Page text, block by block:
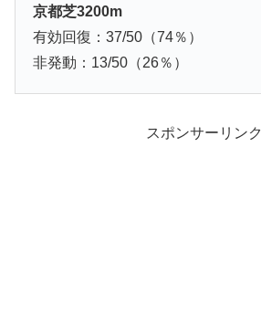
京都芝3200m
有効回復：37/50（74％）
非発動：13/50（26％）
スポンサーリンク